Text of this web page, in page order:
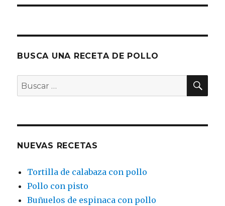
BUSCA UNA RECETA DE POLLO
Buscar
por:
NUEVAS RECETAS
Tortilla de calabaza con pollo
Pollo con pisto
Buñuelos de espinaca con pollo